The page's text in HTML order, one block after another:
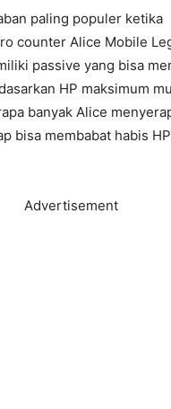
paling populer ketika
counter Alice Mobile
passive yang bisa
HP maksimum
banyak Alice
bisa membabat habis
Advertisement